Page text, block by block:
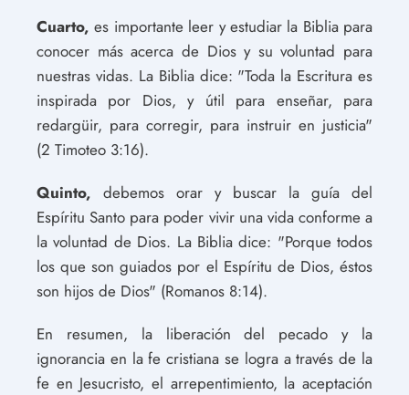
Cuarto, es importante leer y estudiar la Biblia para
conocer más acerca de Dios y su voluntad para
nuestras vidas. La Biblia dice: "Toda la Escritura es
inspirada por Dios, y útil para enseñar, para
redargüir, para corregir, para instruir en justicia"
(2 Timoteo 3:16).
Quinto, debemos orar y buscar la guía del
Espíritu Santo para poder vivir una vida conforme a
la voluntad de Dios. La Biblia dice: "Porque todos
los que son guiados por el Espíritu de Dios, éstos
son hijos de Dios" (Romanos 8:14).
En resumen, la liberación del pecado y la
ignorancia en la fe cristiana se logra a través de la
fe en Jesucristo, el arrepentimiento, la aceptación